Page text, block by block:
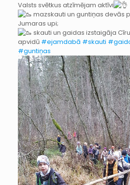
Valsts svētkus atzīmējam aktīvi
mazskauti un guntiņas devās
Jumaras upi;
skauti un gaidas izstaigāja
apvidū #ejamdabā #skauti
#guntiņas